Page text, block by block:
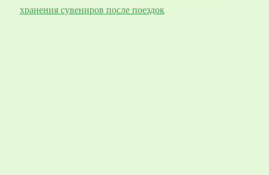
хранения сувениров после поездок